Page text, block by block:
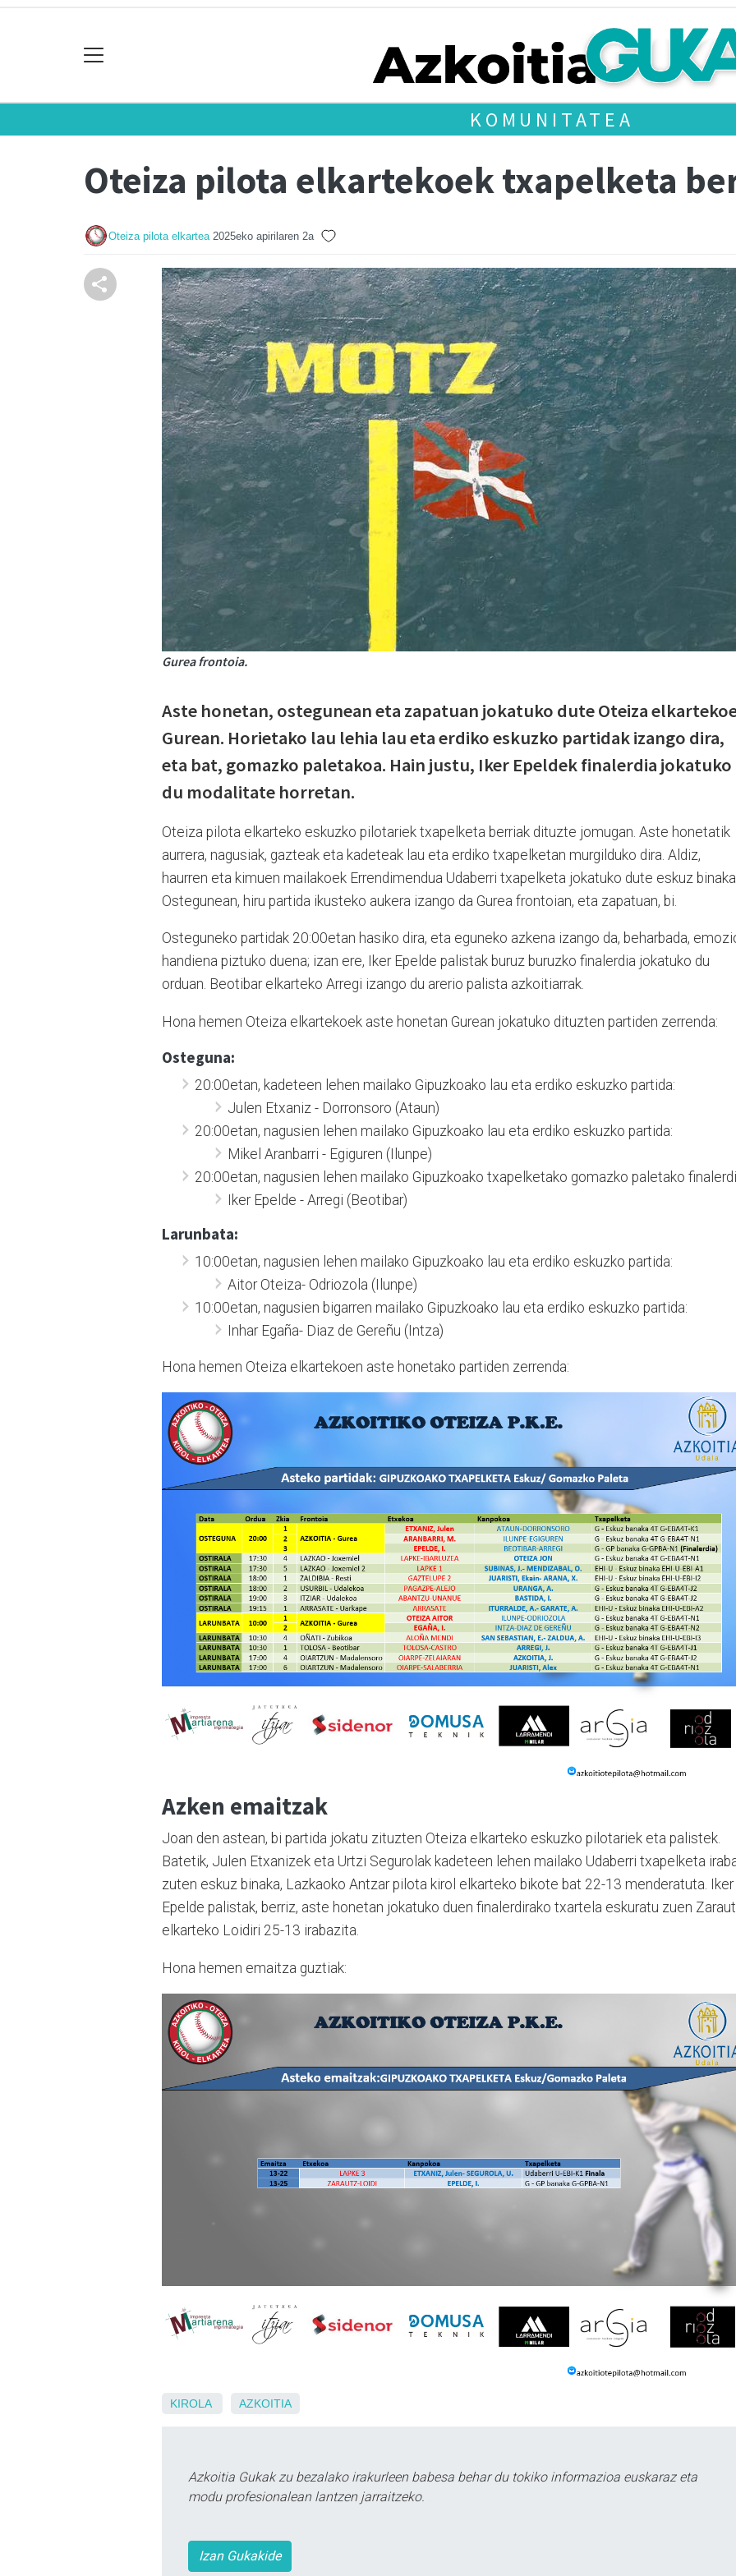
KOMUNITATEA
Oteiza pilota elkartekoek txapelketa
Oteiza pilota elkartea 2025eko apirilaren 2a
Gurea frontoia.
Aste honetan, ostegunean eta zapatuan jokatuko dute Oteiza
Gurean. Horietako lau lehia lau eta erdiko eskuzko partidak izango dira,
eta bat, gomazko paletakoa. Hain justu, Iker Epeldek finalerdia jokatuko
du modalitate horretan.
Oteiza pilota elkarteko eskuzko pilotariek txapelketa berriak dituzte jomugan. Aste honetatik
aurrera, nagusiak, gazteak eta kadeteak lau eta erdiko txapelketan murgilduko dira. Aldiz,
haurren eta kimuen mailakoek Errendimendua Udaberri txapelketa jokatuko dute eskuz
Ostegunean, hiru partida ikusteko aukera izango da Gurea frontoian, eta zapatuan, bi.
Osteguneko partidak 20:00etan hasiko dira, eta eguneko azkena izango da, beharbada,
handiena piztuko duena; izan ere, Iker Epelde palistak buruz buruzko finalerdia jokatuko du
orduan. Beotibar elkarteko Arregi izango du arerio palista azkoitiarrak.
Hona hemen Oteiza elkartekoek aste honetan Gurean jokatuko dituzten partiden zerrenda:
Osteguna:
20:00etan, kadeteen lehen mailako Gipuzkoako lau eta erdiko eskuzko partida:
Julen Etxaniz - Dorronsoro (Ataun)
20:00etan, nagusien lehen mailako Gipuzkoako lau eta erdiko eskuzko partida:
Mikel Aranbarri - Egiguren (Ilunpe)
20:00etan, nagusien lehen mailako Gipuzkoako txapelketako gomazko paletako
Iker Epelde - Arregi (Beotibar)
Larunbata:
10:00etan, nagusien lehen mailako Gipuzkoako lau eta erdiko eskuzko partida:
Aitor Oteiza- Odriozola (Ilunpe)
10:00etan, nagusien bigarren mailako Gipuzkoako lau eta erdiko eskuzko partida:
Inhar Egaña- Diaz de Gereñu (Intza)
Hona hemen Oteiza elkartekoen aste honetako partiden zerrenda:
Azken emaitzak
Joan den astean, bi partida jokatu zituzten Oteiza elkarteko eskuzko pilotariek eta palistek.
Batetik, Julen Etxanizek eta Urtzi Segurolak kadeteen lehen mailako Udaberri txapelketa
zuten eskuz binaka, Lazkaoko Antzar pilota kirol elkarteko bikote bat 22-13 menderatuta. Iker
Epelde palistak, berriz, aste honetan jokatuko duen finalerdirako txartela eskuratu zuen
elkarteko Loidiri 25-13 irabazita.
Hona hemen emaitza guztiak:
KIROLA AZKOITIA
Azkoitia Gukak zu bezalako irakurleen babesa behar du tokiko informazioa euskaraz eta
modu profesionalean lantzen jarraitzeko.
Izan Gukakide